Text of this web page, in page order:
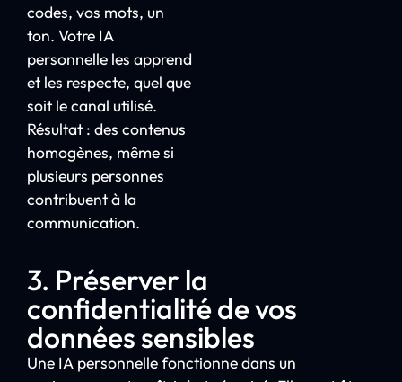
codes, vos mots, un
ton. Votre IA
personnelle les apprend
et les respecte, quel que
soit le canal utilisé.
Résultat : des contenus
homogènes, même si
plusieurs personnes
contribuent à la
communication.
3. Préserver la
confidentialité de vos
données sensibles
Une IA personnelle fonctionne dans un